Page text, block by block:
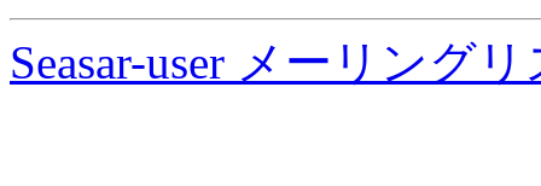
Seasar-user メーリング